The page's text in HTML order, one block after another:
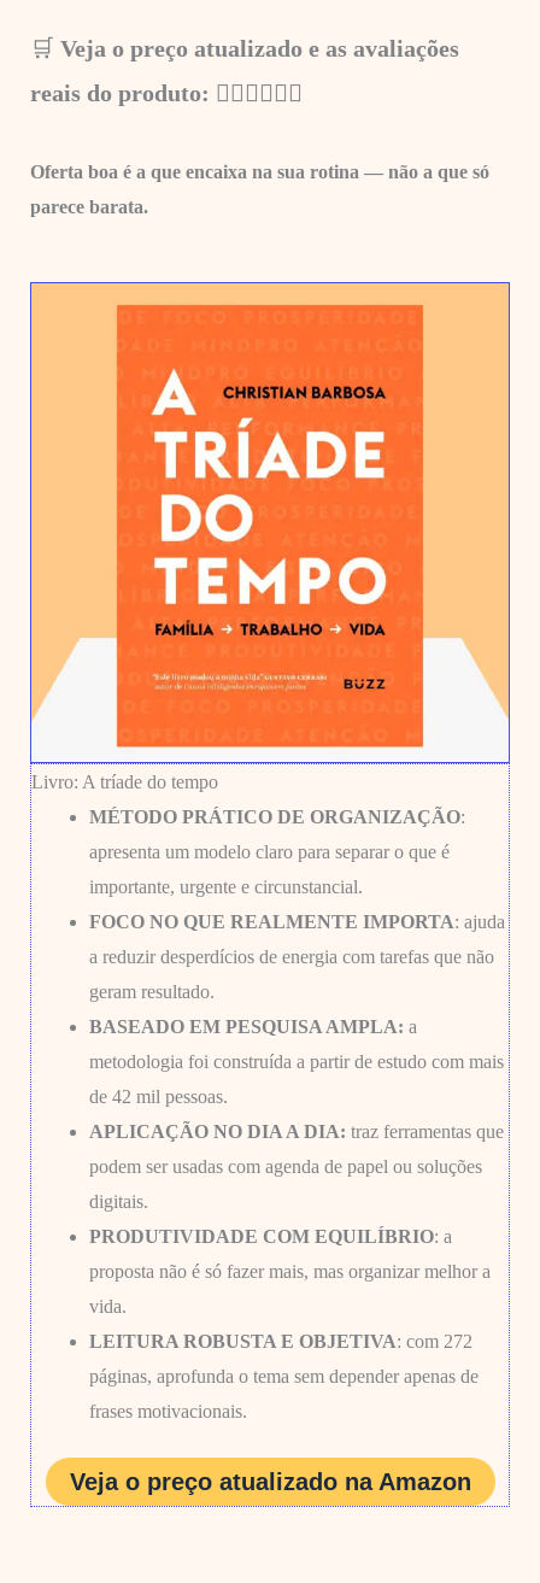
🛒 Veja o preço atualizado e as avaliações
reais do produto: 👇🏼👇🏼👇🏼
Oferta boa é a que encaixa na sua rotina — não a que só
parece barata.
Livro: A tríade do tempo
MÉTODO PRÁTICO DE ORGANIZAÇÃO:
apresenta um modelo claro para separar o que é
importante, urgente e circunstancial.
FOCO NO QUE REALMENTE IMPORTA: ajuda
a reduzir desperdícios de energia com tarefas que não
geram resultado.
BASEADO EM PESQUISA AMPLA: a
metodologia foi construída a partir de estudo com mais
de 42 mil pessoas.
APLICAÇÃO NO DIA A DIA: traz ferramentas que
podem ser usadas com agenda de papel ou soluções
digitais.
PRODUTIVIDADE COM EQUILÍBRIO: a
proposta não é só fazer mais, mas organizar melhor a
vida.
LEITURA ROBUSTA E OBJETIVA: com 272
páginas, aprofunda o tema sem depender apenas de
frases motivacionais.
Veja o preço atualizado na Amazon